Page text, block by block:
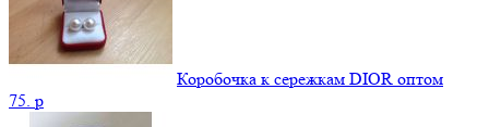
Коробочка к сережкам DIOR оптом
75. p